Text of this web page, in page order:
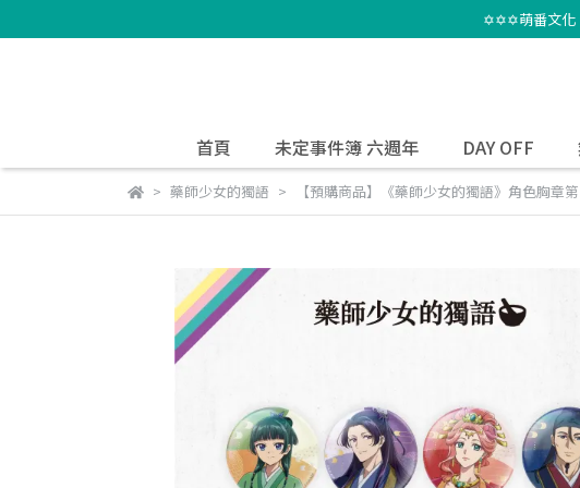
✡✡✡萌番文化
首頁 未定事件簿 六週年 DAY OFF
藥師少女的獨語 【預購商品】《藥師少女的獨語》角色胸章